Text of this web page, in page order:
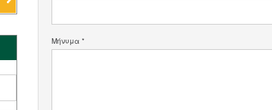
Μήνυμα *